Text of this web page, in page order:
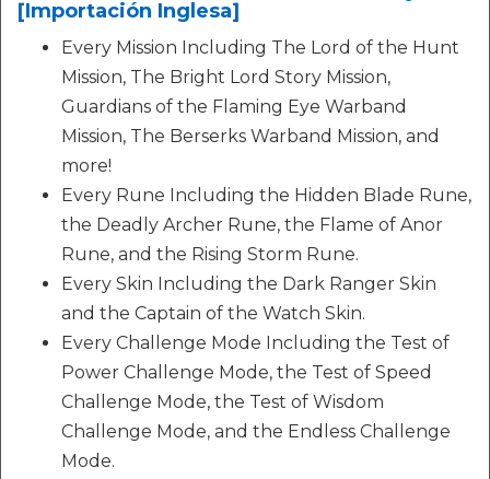
[Importación Inglesa]
Every Mission Including The Lord of the Hunt
Mission, The Bright Lord Story Mission,
Guardians of the Flaming Eye Warband
Mission, The Berserks Warband Mission, and
more!
Every Rune Including the Hidden Blade Rune,
the Deadly Archer Rune, the Flame of Anor
Rune, and the Rising Storm Rune.
Every Skin Including the Dark Ranger Skin
and the Captain of the Watch Skin.
Every Challenge Mode Including the Test of
Power Challenge Mode, the Test of Speed
Challenge Mode, the Test of Wisdom
Challenge Mode, and the Endless Challenge
Mode.